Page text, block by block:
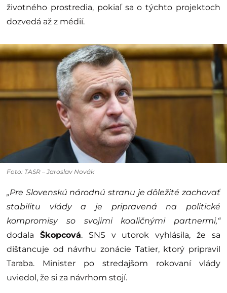
životného prostredia, pokiaľ sa o týchto projektoch
dozvedá až z médií.
Foto: TASR – Jaroslav Novák
„Pre Slovenskú národnú stranu je dôležité zachovať
stabilitu vlády a je pripravená na politické
kompromisy so svojimi koaličnými partnermi,“
dodala Škopcová. SNS v utorok vyhlásila, že sa
dištancuje od návrhu zonácie Tatier, ktorý pripravil
Taraba. Minister po stredajšom rokovaní vlády
uviedol, že si za návrhom stojí.